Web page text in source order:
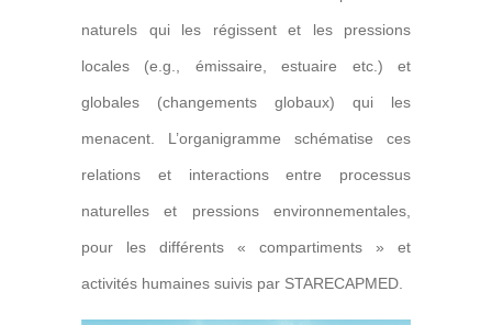
naturels qui les régissent et les pressions
locales (e.g., émissaire, estuaire etc.) et
globales (changements globaux) qui les
menacent. L’organigramme schématise ces
relations et interactions entre processus
naturelles et pressions environnementales,
pour les différents « compartiments » et
activités humaines suivis par STARECAPMED.